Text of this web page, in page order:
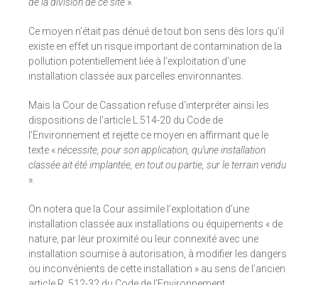
Ce moyen n’était pas dénué de tout bon sens dès lors qu’il
existe en effet un risque important de contamination de la
pollution potentiellement liée à l’exploitation d’une
installation classée aux parcelles environnantes.
Mais la Cour de Cassation refuse d’interpréter ainsi les
dispositions de l’article L.514-20 du Code de
l’Environnement et rejette ce moyen en affirmant que le
texte «nécessite, pour son application, qu’une installation
classée ait été implantée, en tout ou partie, sur le terrain vendu
».
On notera que la Cour assimile l’exploitation d’une
installation classée aux installations ou équipements « de
nature, par leur proximité ou leur connexité avec une
installation soumise à autorisation, à modifier les dangers
ou inconvénients de cette installation » au sens de l’ancien